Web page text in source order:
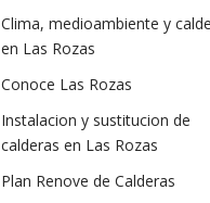
Clima, medioambiente y
en Las Rozas
Conoce Las Rozas
Instalacion y sustitucion de
calderas en Las Rozas
Plan Renove de Calderas